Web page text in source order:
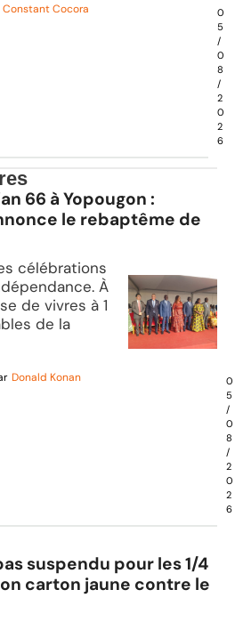
Constant Cocora
0
5
/
0
8
/
2
0
2
6
66 à Yopougon :
le rebaptême de
célébrations
À
de vivres à 1
de la
Donald Konan
0
5
/
0
8
/
2
0
2
6
suspendu pour les 1/4
carton jaune contre le